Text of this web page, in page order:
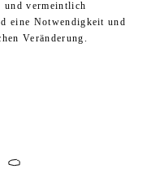
und vermeintlich
eine Notwendigkeit und
Veränderung.